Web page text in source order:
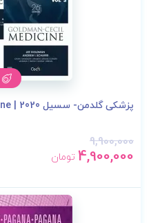
پزشکی گلدمن- سسیل 2020 | Goldman-Cecil Medicine
9,900,000
4,900,000 تومان